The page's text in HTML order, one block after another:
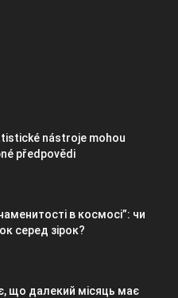
nástroje mohou
předpovědi
в космосі”: чи
серед зірок?
що далекий місяць має